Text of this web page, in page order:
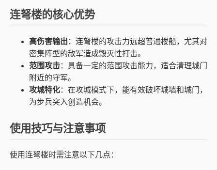
连弩楼的核心优势
高伤害输出 ：连弩楼的攻击力远超普通楼船，尤其对
密集阵型的敌军造成毁灭性打击。
范围攻击：具备一定的范围攻击能力，适合清理城门
附近的守军。
攻城特化：在攻城模式下，能有效破坏城墙和城门，
为步兵突入创造机会。
使用技巧与注意事项
使用连弩楼时需注意以下几点：